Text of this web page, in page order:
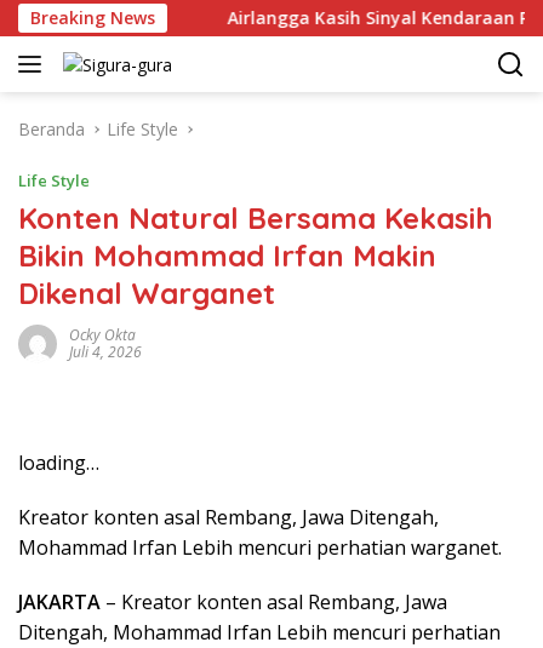
Langsung
ke
konten
Breaking News
Juni 2026 Airlangga Kasih Sinyal Kendaraan Pribadi
Beranda Life Style
Life Style
Konten Natural Bersama Kekasih
Bikin Mohammad Irfan Makin
Dikenal Warganet
Ocky Okta
Juli 4, 2026
loading…
Kreator konten asal Rembang, Jawa Ditengah,
Mohammad Irfan Lebih mencuri perhatian warganet.
JAKARTA – Kreator konten asal Rembang, Jawa
Ditengah, Mohammad Irfan Lebih mencuri perhatian